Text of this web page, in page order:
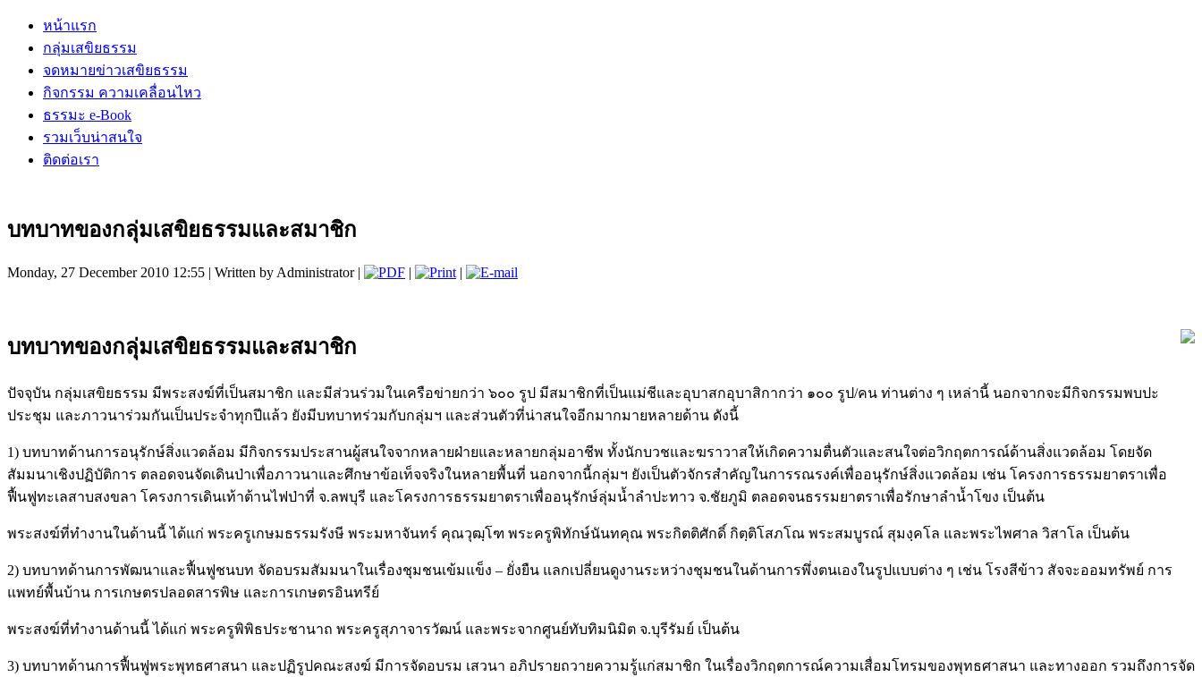
หน้าแรก
กลุ่มเสขิยธรรม
จดหมายข่าวเสขิยธรรม
กิจกรรม ความเคลื่อนไหว
ธรรมะ e-Book
รวมเว็บน่าสนใจ
ติดต่อเรา
บทบาทของกลุ่มเสขิยธรรมและสมาชิก
Monday, 27 December 2010 12:55 | Written by Administrator | | |
บทบาทของกลุ่มเสขิยธรรมและสมาชิก
ปัจจุบัน กลุ่มเสขิยธรรม มีพระสงฆ์ที่เป็นสมาชิก และมีส่วนร่วมในเครือข่ายกว่า ๖๐๐ รูป มีสมาชิกที่เป็นแม่ชีและอุบาสกอุบาสิกากว่า ๑๐๐ รูป/คน ท่านต่าง ๆ เหล่านี้ นอกจากจะมีกิจกรรมพบปะ
ประชุม และภาวนาร่วมกันเป็นประจำทุกปีแล้ว ยังมีบทบาทร่วมกับกลุ่มฯ และส่วนตัวที่น่าสนใจอีกมากมายหลายด้าน ดังนี้
1) บทบาทด้านการอนุรักษ์สิ่งแวดล้อม มีกิจกรรมประสานผู้สนใจจากหลายฝ่ายและหลายกลุ่มอาชีพ ทั้งนักบวชและฆราวาสให้เกิดความตื่นตัวและสนใจต่อวิกฤตการณ์ด้านสิ่งแวดล้อม โดยจัด
สัมมนาเชิงปฏิบัติการ ตลอดจนจัดเดินป่าเพื่อภาวนาและศึกษาข้อเท็จจริงในหลายพื้นที่ นอกจากนี้กลุ่มฯ ยังเป็นตัวจักรสำคัญในการรณรงค์เพื่ออนุรักษ์สิ่งแวดล้อม เช่น โครงการธรรมยาตราเพื่อ
ฟื้นฟูทะเลสาบสงขลา โครงการเดินเท้าต้านไฟป่าที่ จ.ลพบุรี และโครงการธรรมยาตราเพื่ออนุรักษ์ลุ่มน้ำลำปะทาว จ.ชัยภูมิ ตลอดจนธรรมยาตราเพื่อรักษาลำน้ำโขง เป็นต้น
พระสงฆ์ที่ทำงานในด้านนี้ ได้แก่ พระครูเกษมธรรมรังษี พระมหาจันทร์ คุณวุฒฺโฑ พระครูพิทักษ์นันทคุณ พระกิตติศักดิ์ กิตฺติโสภโณ พระสมบูรณ์ สุมงฺคโล และพระไพศาล วิสาโล เป็นต้น
2) บทบาทด้านการพัฒนาและฟื้นฟูชนบท จัดอบรมสัมมนาในเรื่องชุมชนเข้มแข็ง – ยั่งยืน แลกเปลี่ยนดูงานระหว่างชุมชนในด้านการพึ่งตนเองในรูปแบบต่าง ๆ เช่น โรงสีข้าว สัจจะออมทรัพย์ การ
แพทย์พื้นบ้าน การเกษตรปลอดสารพิษ และการเกษตรอินทรีย์
พระสงฆ์ที่ทำงานด้านนี้ ได้แก่ พระครูพิพิธประชานาถ พระครูสุภาจารวัฒน์ และพระจากศูนย์ทับทิมนิมิต จ.บุรีรัมย์ เป็นต้น
3) บทบาทด้านการฟื้นฟูพระพุทธศาสนา และปฏิรูปคณะสงฆ์ มีการจัดอบรม เสวนา อภิปรายถวายความรู้แก่สมาชิก ในเรื่องวิกฤตการณ์ความเสื่อมโทรมของพุทธศาสนา และทางออก รวมถึงการจัด